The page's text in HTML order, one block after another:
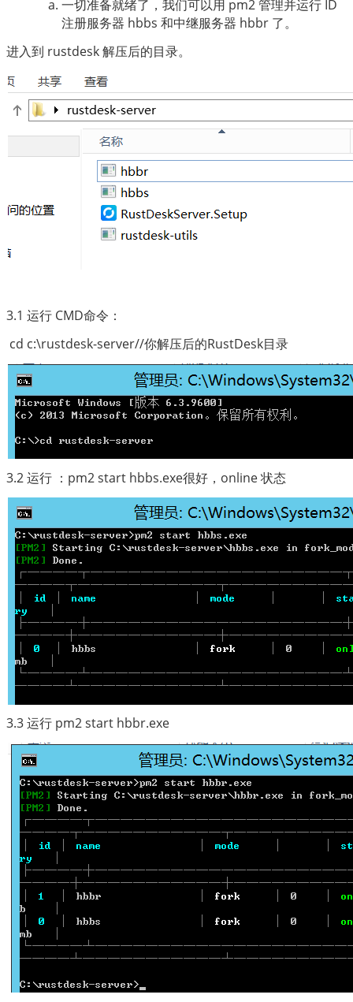
一切准备就绪了，我们可以用 pm2 管理并运行 ID
注册服务器 hbbs 和中继服务器 hbbr 了。
进入到 rustdesk 解压后的目录。
3.1 运行 CMD命令：
cd c:\rustdesk-server//你解压后的RustDesk目录
3.2 运行 ：pm2 start hbbs.exe很好，online 状态
3.3 运行 pm2 start hbbr.exe